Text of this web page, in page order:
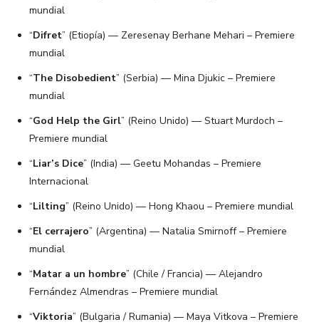
mundial
“Difret” (Etiopía) — Zeresenay Berhane Mehari – Premiere
mundial
“The Disobedient” (Serbia) — Mina Djukic – Premiere
mundial
“God Help the Girl” (Reino Unido) — Stuart Murdoch –
Premiere mundial
“Liar’s Dice” (India) — Geetu Mohandas – Premiere
Internacional
“Lilting” (Reino Unido) — Hong Khaou – Premiere mundial
“El cerrajero” (Argentina) — Natalia Smirnoff – Premiere
mundial
“Matar a un hombre” (Chile / Francia) — Alejandro
Fernández Almendras – Premiere mundial
“Viktoria” (Bulgaria / Rumania) — Maya Vitkova – Premiere